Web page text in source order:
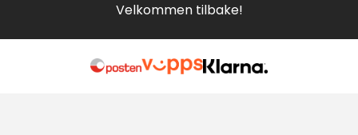
Velkommen tilbake!